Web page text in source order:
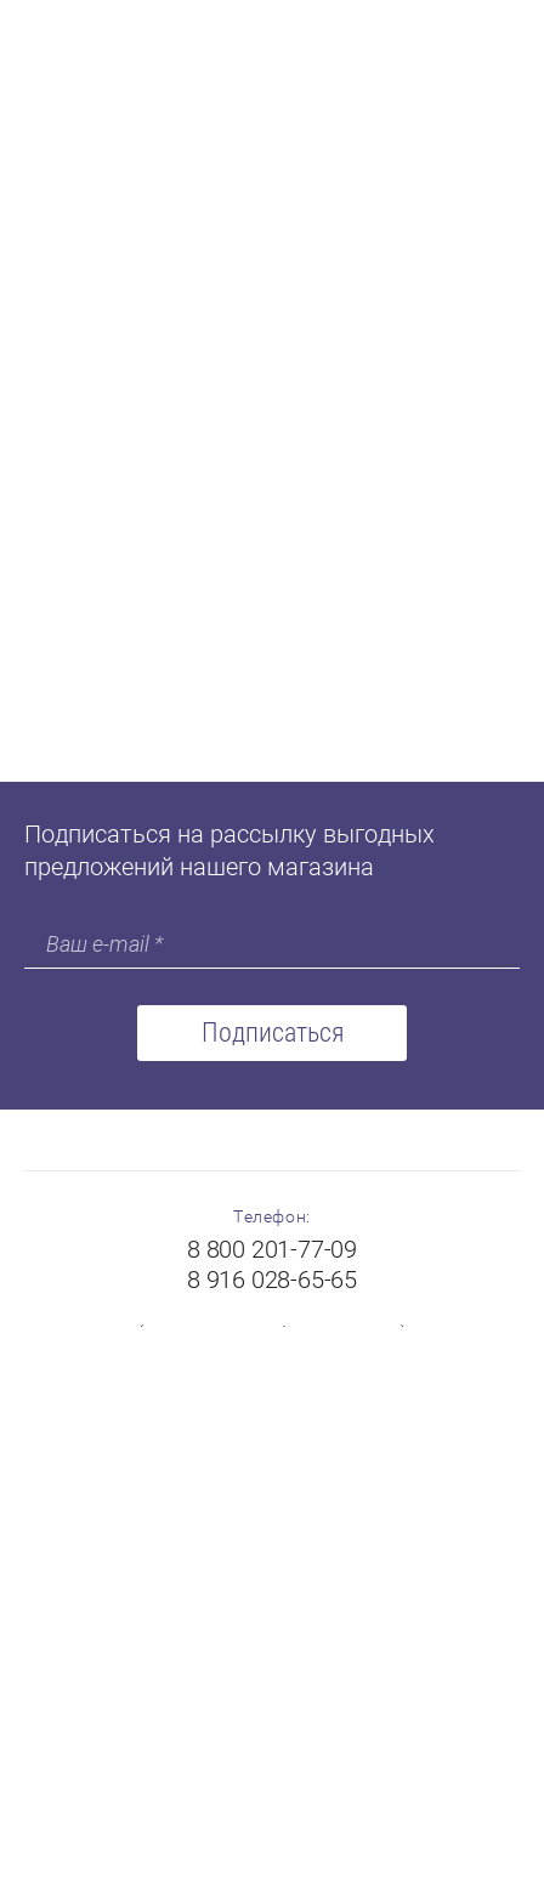
Подписаться на рассылку выгодных
предложений нашего магазина
Подписаться
Телефон:
8 800 201-77-09
8 916 028-65-65
(с 8:00 до 19:00 без выходных)